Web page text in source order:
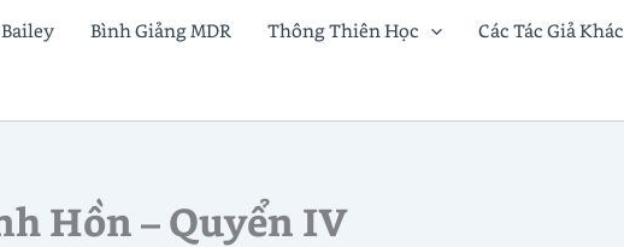
Bình Giảng MDR Thông Thiên Học Các Tác Giả Khác
Hồn – Quyển IV